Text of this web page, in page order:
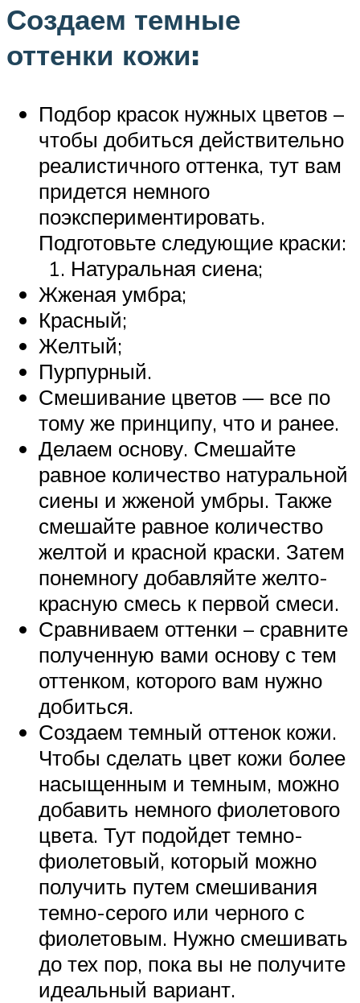
Создаем темные
оттенки кожи:
Подбор красок нужных цветов –
чтобы добиться действительно
реалистичного оттенка, тут вам
придется немного
поэкспериментировать.
Подготовьте следующие краски:
Натуральная сиена;
Жженая умбра;
Красный;
Желтый;
Пурпурный.
Смешивание цветов — все по
тому же принципу, что и ранее.
Делаем основу. Смешайте
равное количество натуральной
сиены и жженой умбры. Также
смешайте равное количество
желтой и красной краски. Затем
понемногу добавляйте желто-
красную смесь к первой смеси.
Сравниваем оттенки – сравните
полученную вами основу с тем
оттенком, которого вам нужно
добиться.
Создаем темный оттенок кожи.
Чтобы сделать цвет кожи более
насыщенным и темным, можно
добавить немного фиолетового
цвета. Тут подойдет темно-
фиолетовый, который можно
получить путем смешивания
темно-серого или черного с
фиолетовым. Нужно смешивать
до тех пор, пока вы не получите
идеальный вариант.